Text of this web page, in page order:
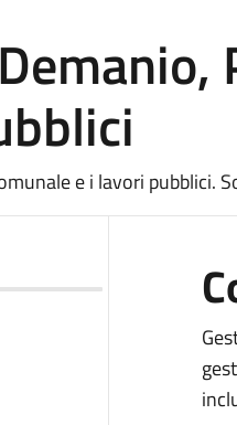
e i lavori pubblici.